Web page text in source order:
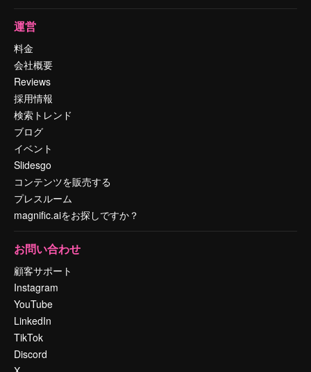
運営
料金
会社概要
Reviews
採用情報
検索トレンド
ブログ
イベント
Slidesgo
コンテンツを販売する
プレスルーム
magnific.aiをお探しですか？
お問い合わせ
顧客サポート
Instagram
YouTube
LinkedIn
TikTok
Discord